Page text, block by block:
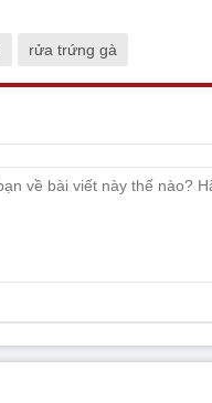
rửa trứng gà